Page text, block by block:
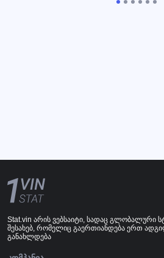
Stat.vin არის ვებსაიტი, სადაც გლობალური
შესახებ, რომელიც გაერთიანდება ერთ
განახლდება